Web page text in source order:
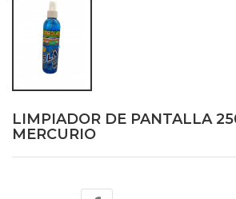
LIMPIADOR DE PANTALLA
MERCURIO